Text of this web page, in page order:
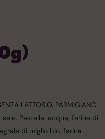
LATTOSIO, PARMIGIANO
Pastella: acqua, farina di
di miglio bio, farina